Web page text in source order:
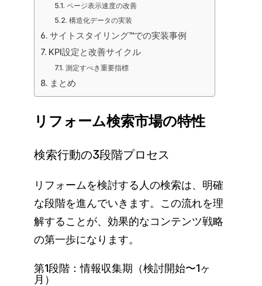
ページ表示速度の改善
構造化データの実装
サイトスタイリング™での実装事例
KPI設定と改善サイクル
測定すべき重要指標
まとめ
リフォーム検索市場の特性
検索行動の3段階プロセス
リフォームを検討する人の検索は、明確
な段階を進んでいきます。この流れを理
解することが、効果的なコンテンツ戦略
の第一歩になります。
第1段階：情報収集期（検討開始〜1ヶ
月）